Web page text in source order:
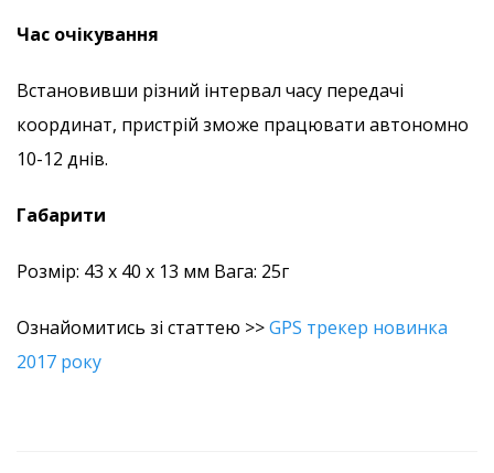
Час очікування
Встановивши різний інтервал часу передачі
координат, пристрій зможе працювати автономно
10-12 днів.
Габарити
Розмір: 43 х 40 х 13 мм Вага: 25г
Ознайомитись зі статтею >>GPS трекер новинка
2017 року